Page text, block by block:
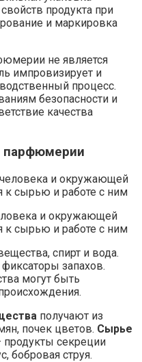
продукта при
и маркировка
не является
импровизирует и
процесс.
безопасности и
качества
парфюмерии
и окружающей
к сырью и работе с ним
спирт и вода.
запахов.
могут быть
получают из
почек цветов. Сырье
продукты секреции
бобровая струя.